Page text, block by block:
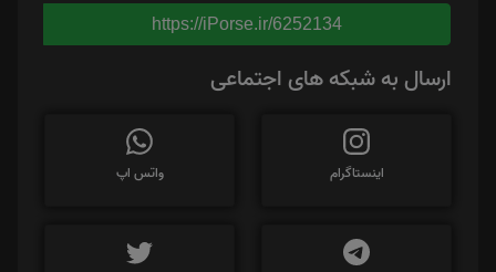
https://iPorse.ir/6252134
ارسال به شبکه های اجتماعی
اینستاگرام واتس اپ